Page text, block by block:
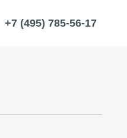
+7 (495) 785-56-17